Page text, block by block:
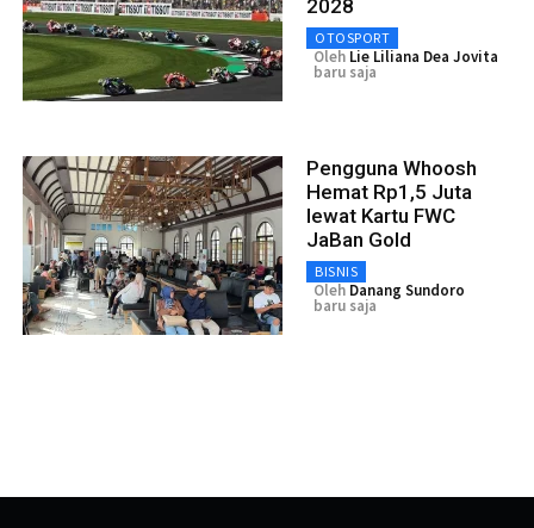
2028
OTOSPORT
Oleh Lie Liliana Dea Jovita
baru saja
Pengguna Whoosh
Hemat Rp1,5 Juta
lewat Kartu FWC
JaBan Gold
BISNIS
Oleh Danang Sundoro
baru saja